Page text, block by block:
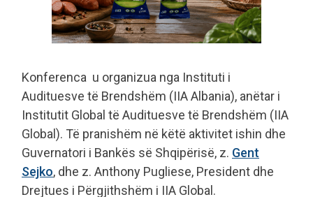
Konferenca u organizua nga Instituti i
Audituesve të Brendshëm (IIA Albania), anëtar i
Institutit Global të Audituesve të Brendshëm (IIA
Global). Të pranishëm në këtë aktivitet ishin dhe
Guvernatori i Bankës së Shqipërisë, z. Gent
Sejko, dhe z. Anthony Pugliese, President dhe
Drejtues i Përgjithshëm i IIA Global.